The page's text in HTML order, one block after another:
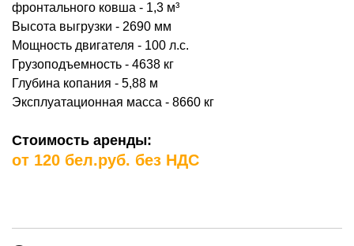
фронтального ковша - 1,3 м³
Высота выгрузки - 2690 мм
Мощность двигателя - 100 л.с.
Грузоподъемность - 4638 кг
Глубина копания - 5,88 м
Эксплуатационная масса - 8660 кг
Стоимость аренды:
от 120 бел.руб. без НДС